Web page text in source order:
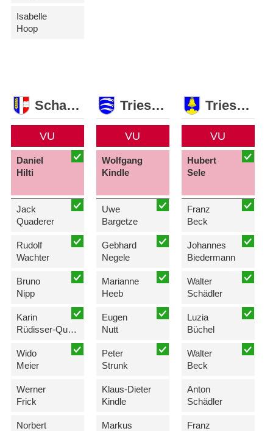
Isabelle
Hoop
Schaan
VU
Daniel
Hilti
Jack
Quaderer
Rudolf
Wachter
Bruno
Nipp
Karin
Rüdisser-Quaderer
Wido
Meier
Werner
Frick
Norbert
Triesen
VU
Wolfgang
Kindle
Uwe
Bargetze
Gebhard
Negele
Marianne
Heeb
Eugen
Nutt
Peter
Strunk
Klaus-Dieter
Kindle
Markus
Triesenberg
VU
Hubert
Sele
Franz
Beck
Johannes
Biedermann
Walter
Schädler
Luzia
Büchel
Walter
Beck
Anton
Schädler
Franz